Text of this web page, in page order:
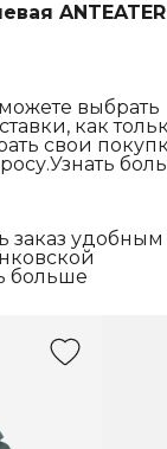
ANTEATER
выбрать
как
свои
заказ удобным
больше